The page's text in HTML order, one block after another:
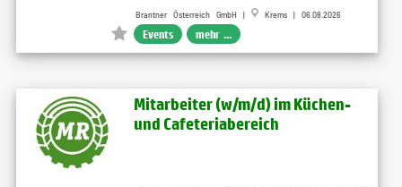
Brantner Österreich GmbH | Krems | 06.08.2026
Events mehr ...
Mitarbeiter (w​/m​/d) im Küchen-
und Cafeteriabereich